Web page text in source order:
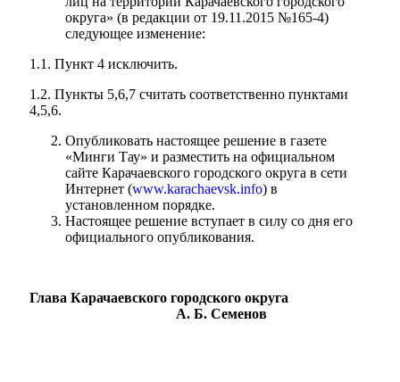
округа» (в редакции от 19.11.2015 №165-4)
следующее изменение:
1.1. Пункт 4 исключить.
1.2. Пункты 5,6,7 считать соответственно пунктами
4,5,6.
Опубликовать настоящее решение в газете
«Минги Тау» и разместить на официальном
сайте Карачаевского городского округа в сети
Интернет (www.karachaevsk.info) в
установленном порядке.
Настоящее решение вступает в силу со дня его
официального опубликования.
Глава Карачаевского городского округа
А. Б. Семенов